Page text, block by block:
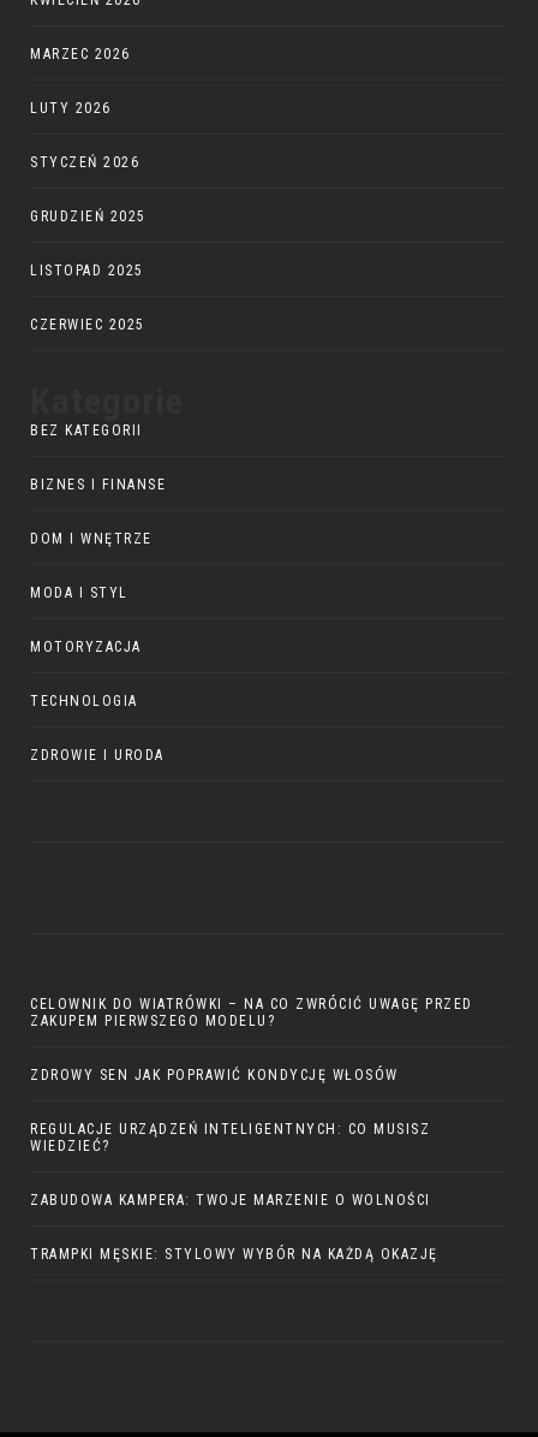
MARZEC 2026
LUTY 2026
STYCZEŃ 2026
GRUDZIEŃ 2025
LISTOPAD 2025
CZERWIEC 2025
BEZ KATEGORII
BIZNES I FINANSE
DOM I WNĘTRZE
MODA I STYL
MOTORYZACJA
TECHNOLOGIA
ZDROWIE I URODA
CELOWNIK DO WIATRÓWKI – NA CO ZWRÓCIĆ UWAGĘ PRZED
ZAKUPEM PIERWSZEGO MODELU?
ZDROWY SEN JAK POPRAWIĆ KONDYCJĘ WŁOSÓW
REGULACJE URZĄDZEŃ INTELIGENTNYCH: CO MUSISZ
WIEDZIEĆ?
ZABUDOWA KAMPERA: TWOJE MARZENIE O WOLNOŚCI
TRAMPKI MĘSKIE: STYLOWY WYBÓR NA KAŻDĄ OKAZJĘ